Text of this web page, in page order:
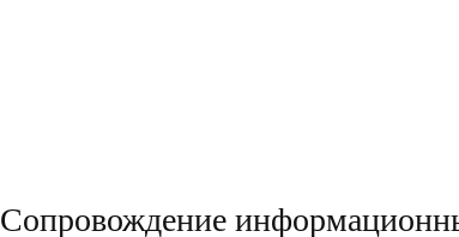
Сопровождение